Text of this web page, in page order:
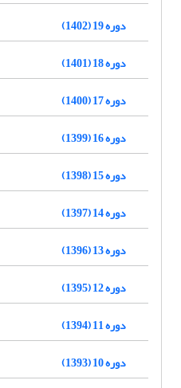
دوره 19 (1402)
دوره 18 (1401)
دوره 17 (1400)
دوره 16 (1399)
دوره 15 (1398)
دوره 14 (1397)
دوره 13 (1396)
دوره 12 (1395)
دوره 11 (1394)
دوره 10 (1393)